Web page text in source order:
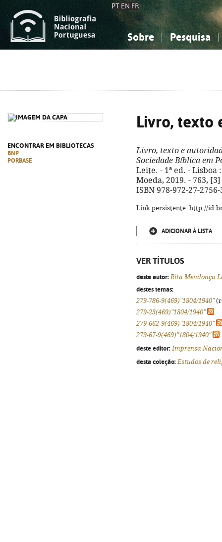
PT EN FR
Sobre Pesquisa
ENCONTRAR EM BIBLIOTECAS
BNP
PORBASE
Livro, texto
Livro, texto e
Sociedade Bíblica em
Leite. - 1ª ed. - Lisboa
Moeda, 2019. - 763,
ISBN 978-972-27-2756-
Link persistente: http://
ADICIONAR À LISTA
VER TÍTULOS
deste autor: Rita Mendonça
destes temas:
279-786-9(469)"1804/1940"
279-23(469)"1804/1940"
279-662-9(469)"1804/1940"
279-67-9(469)"1804/1940"
deste editor: Imprensa
desta coleção: Estudos de